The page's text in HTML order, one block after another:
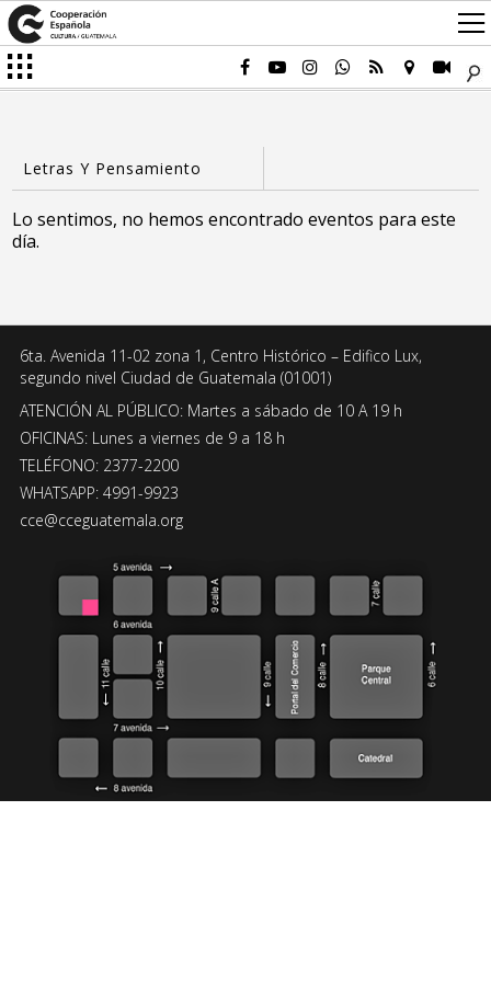
Lo sentimos, no hemos encontrado eventos para este
día.
6ta. Avenida 11-02 zona 1, Centro Histórico – Edifico Lux,
segundo nivel Ciudad de Guatemala (01001)
ATENCIÓN AL PÚBLICO: Martes a sábado de 10 A 19 h
OFICINAS: Lunes a viernes de 9 a 18 h
TELÉFONO: 2377-2200
WHATSAPP: 4991-9923
cce@cceguatemala.org